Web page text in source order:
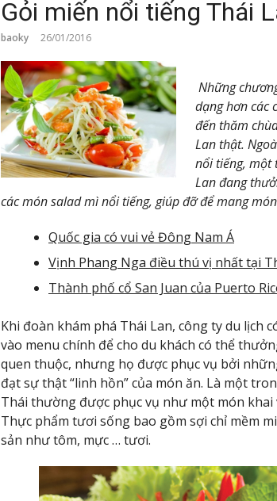
Gỏi miến nổi tiếng Thái
baoky 26/01/2016
Những
dạng hơn các
đến thăm
Lan thật.
nổi tiếng, một
Lan đang
các món salad mì nổi tiếng, giúp đỡ để mang
Quốc gia có vui vẻ Đông Nam Á
Vịnh Phang Nga điều thú vị nhất tại
Thành phố cổ San Juan của Puerto
Khi đoàn khám phá Thái Lan, công ty du lịch
vào menu chính để cho du khách có thể
quen thuộc, nhưng họ được phục vụ bởi
đạt sự thật “linh hồn” của món ăn. Là một
Thái thường được phục vụ như một món
Thực phẩm tươi sống bao gồm sợi chỉ mềm
sản như tôm, mực … tươi.